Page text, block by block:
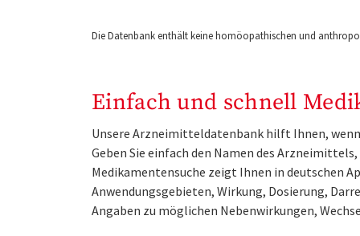
Die Datenbank enthält keine homöopathischen und
Einfach und schnell
Unsere Arzneimitteldatenbank hilft Ihnen,
Geben Sie einfach den Namen des
Medikamentensuche zeigt Ihnen in deutschen
Anwendungsgebieten, Wirkung, Dosierung,
Angaben zu möglichen Nebenwirkungen,